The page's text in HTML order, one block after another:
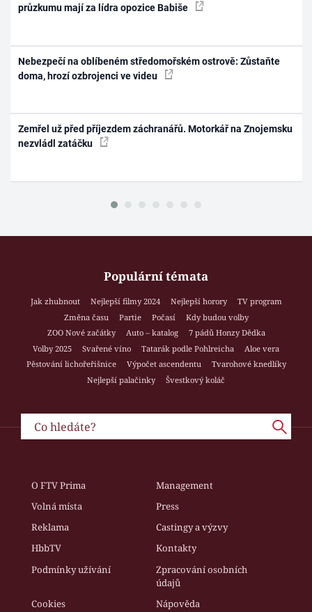
průzkumu mají za lídra opozice Babiše
Nebezpečí na oblíbeném středomořském ostrově: Zůstaňte
doma, hrozí ozbrojenci ve videu
Zemřel už před příjezdem záchranářů. Motorkář na Znojemsku
nezvládl zatáčku
Populární témata
Jak zhubnout Nejlepší filmy 2024 Nejlepší horory
TV program
Změna času
Partie Počasí
Kdy budou volby
ZOO Nové začátky
Auto – katalog
7 pádů Honzy Dědka
Volby 2025
Svařené víno Tatarák podle Pohlreicha
Aloe vera
Pěstování lichořeřišnice
Výpočet ascendentu
Tvarohové knedlíky
Nejlepší palačinky
Švestkový koláč
O FTV Prima
Management
Volná místa
Press
Reklama
Castingy a výzvy
HbbTV
Kontakty
Podmínky užívání
Zpracování osobních
údajů
Cookies
Nápověda